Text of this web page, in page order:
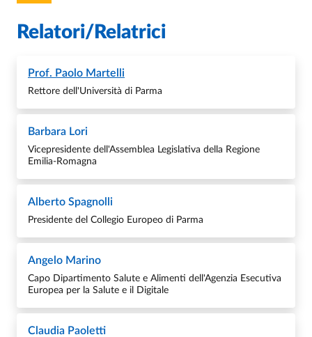
Relatori/Relatrici
Prof. Paolo Martelli
Rettore dell'Università di Parma
Barbara Lori
Vicepresidente dell'Assemblea Legislativa della Regione
Emilia-Romagna
Alberto Spagnolli
Presidente del Collegio Europeo di Parma
Angelo Marino
Capo Dipartimento Salute e Alimenti dell'Agenzia Esecutiva
Europea per la Salute e il Digitale
Claudia Paoletti